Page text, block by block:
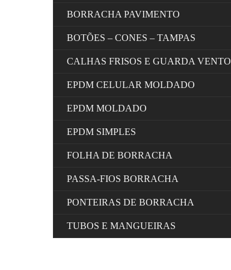
BORRACHA PAVIMENTO
BOTÕES – CONES – TAMPAS
CALHAS FRISOS E GUARDA VENTO
EPDM CELULAR MOLDADO
EPDM MOLDADO
EPDM SIMPLES
FOLHA DE BORRACHA
PASSA-FIOS BORRACHA
PONTEIRAS DE BORRACHA
TUBOS E MANGUEIRAS